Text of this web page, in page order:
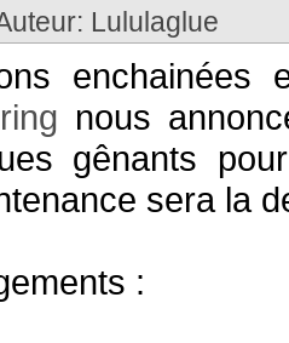
Lululaglue
enchainées
nous
gênants
sera la
: